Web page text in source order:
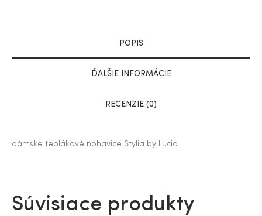
POPIS
ĎALŠIE INFORMÁCIE
RECENZIE (0)
dámske teplákové nohavice Stylia by Lucia
Súvisiace produkty